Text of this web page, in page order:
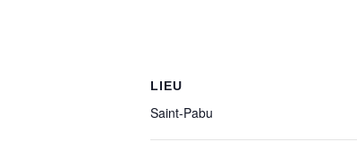
LIEU
Saint-Pabu